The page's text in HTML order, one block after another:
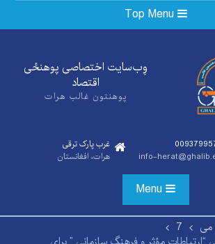
Top Menu
وِب‌سایت اختصاصی پوهنځی‌
اقتصاد
پوهنتون غالب هرات
info-
غرب پارک ترقی
هرات، افغانستان
Menu
می
7